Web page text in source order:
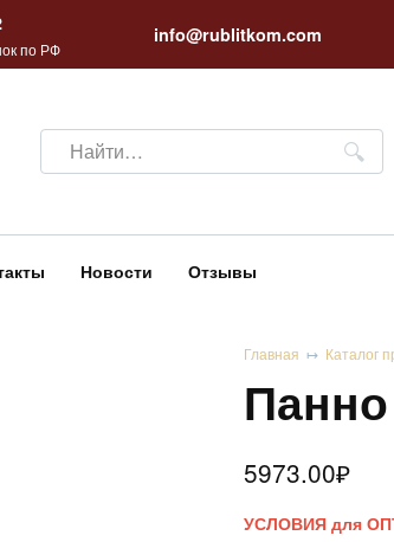
по РФ
info@rublitkom.com
Search
for:
Новости Отзывы
Главная Каталог
5973.00₽
УСЛОВИЯ для